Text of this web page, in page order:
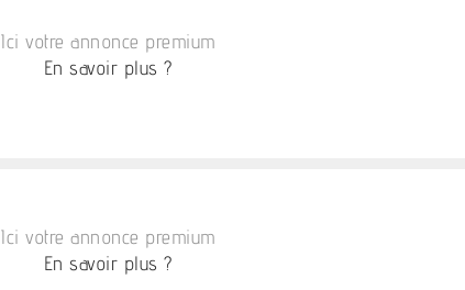
Ici votre annonce premium
En savoir plus ?
Ici votre annonce premium
En savoir plus ?